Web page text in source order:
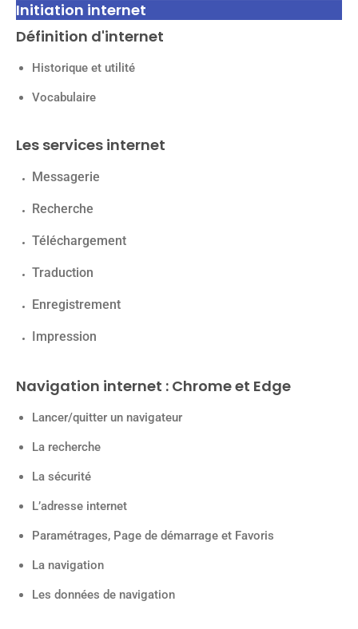
Initiation internet
Définition d'internet
Historique et utilité
Vocabulaire
Les services internet
Messagerie
Recherche
Téléchargement
Traduction
Enregistrement
Impression
Navigation internet : Chrome et Edge
Lancer/quitter un navigateur
La recherche
La sécurité
L’adresse internet
Paramétrages, Page de démarrage et Favoris
La navigation
Les données de navigation